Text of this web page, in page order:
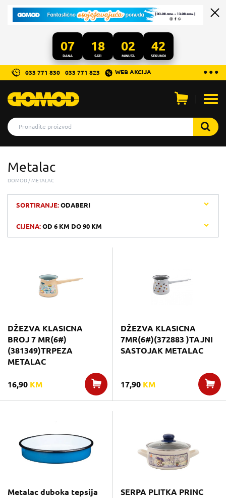
07
DANA
18
SATI
02
MINUTA
42
SEKUNDI
...
● ● ●
033 771 830 033 771 823 WEB AKCIJA
Metalac
DOMOD METALAC
SORTIRANJE:ODABERI
CIJENA:OD 6 KM DO90 KM
DŽEZVA KLASICNA
BROJ 7 MR(6#)
(381349)TRPEZA
METALAC
16,90 KM
DŽEZVA KLASICNA
7MR(6#)(372883 )TAJNI
SASTOJAK METALAC
17,90 KM
Metalac duboka tepsija
SERPA PLITKA PRINC